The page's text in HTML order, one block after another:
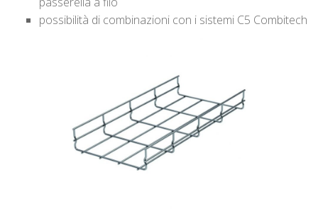
possibilità di combinazioni con i sistemi C5 Combitech